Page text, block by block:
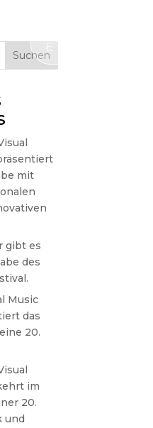
Suchen
mit
gibt es
des
Music
das
20.
im
20.
und